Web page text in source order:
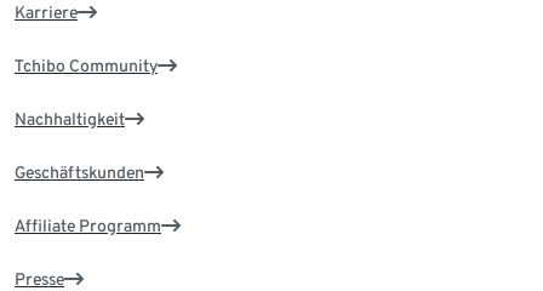
Karriere
Tchibo Community
Nachhaltigkeit
Geschäftskunden
Affiliate Programm
Presse